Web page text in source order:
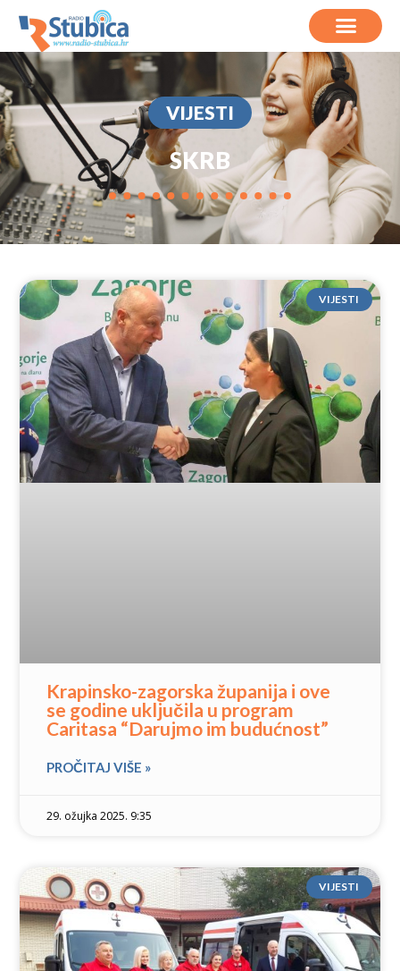
VIJESTI
SKRB
VIJESTI
Krapinsko-zagorska županija i ove
se godine uključila u program
Caritasa “Darujmo im budućnost”
PROČITAJ VIŠE »
29. ožujka 2025. 9:35
VIJESTI